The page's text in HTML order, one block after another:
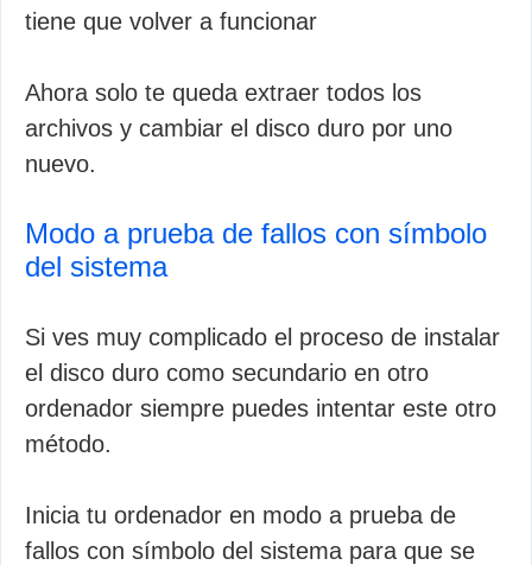
tiene que volver a funcionar
Ahora solo te queda extraer todos los
archivos y cambiar el disco duro por uno
nuevo.
Modo a prueba de fallos con símbolo
del sistema
Si ves muy complicado el proceso de instalar
el disco duro como secundario en otro
ordenador siempre puedes intentar este otro
método.
Inicia tu ordenador en modo a prueba de
fallos con símbolo del sistema para que se